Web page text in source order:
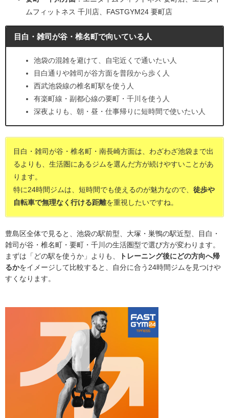
ムフィットネス 千川店、FASTGYM24 要町店
目白・雑司が谷・椎名町で向いている人
池袋の混雑を避けて、自宅近くで通いたい人
目白通りや雑司が谷方面を普段から歩く人
西武池袋線の椎名町駅を使う人
有楽町線・副都心線の要町・千川を使う人
深夜よりも、朝・昼・仕事帰りに短時間で使いたい人
目白・雑司が谷・椎名町・南長崎方面は、わざわざ池袋まで出
るよりも、生活圏にあるジムを選んだ方が続けやすいことがあ
ります。
特に24時間ジムは、短時間でも使えるのが魅力なので、 徒歩や
自転車で無理なく行ける距離を重視したいですね。
豊島区全体で見ると、池袋の駅前型、大塚・巣鴨の駅近型、目白・
雑司が谷・椎名町・要町・千川の生活圏型で選び方が変わります。
まずは「どの駅を使うか」よりも、
トレーニング後にどの方向へ帰
るかをイメージして比較すると、自分に合う24時間ジムを見つけや
すくなります。